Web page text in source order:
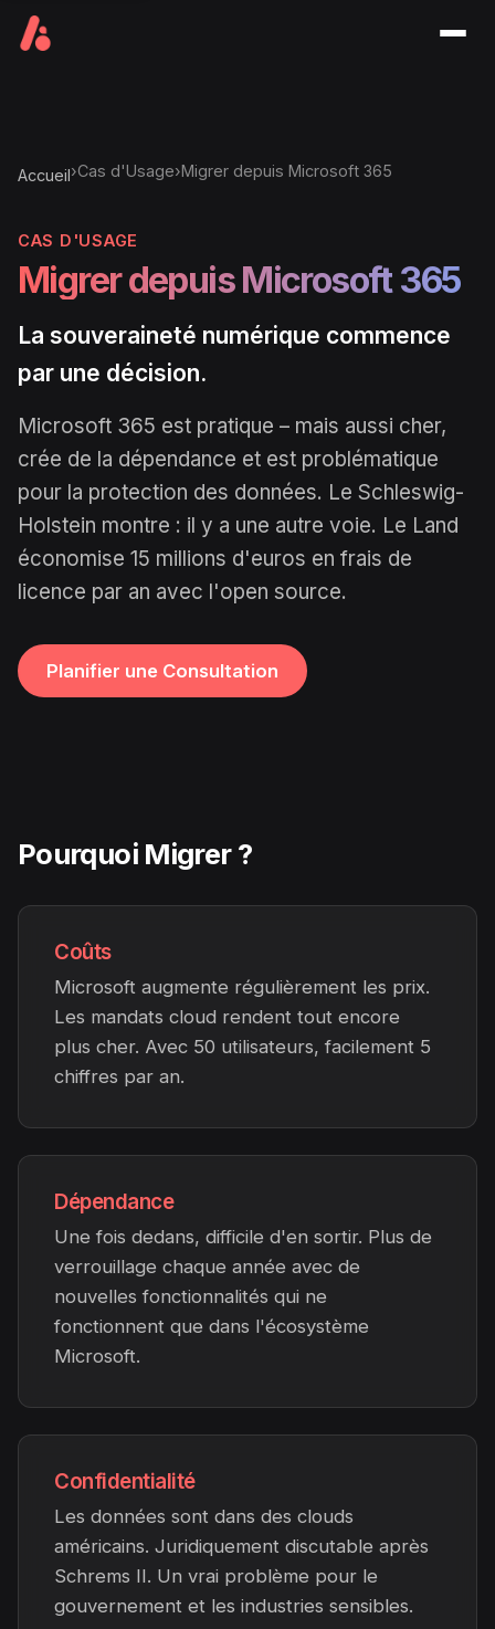
Accueil›Cas d'Usage›Migrer depuis Microsoft 365
CAS D'USAGE
Migrer depuis Microsoft 365
La souveraineté numérique commence
par une décision.
Microsoft 365 est pratique – mais aussi cher,
crée de la dépendance et est problématique
pour la protection des données. Le Schleswig-
Holstein montre : il y a une autre voie. Le Land
économise 15 millions d'euros en frais de
licence par an avec l'open source.
Planifier une Consultation
Pourquoi Migrer ?
Coûts
Microsoft augmente régulièrement les prix.
Les mandats cloud rendent tout encore
plus cher. Avec 50 utilisateurs, facilement 5
chiffres par an.
Dépendance
Une fois dedans, difficile d'en sortir. Plus de
verrouillage chaque année avec de
nouvelles fonctionnalités qui ne
fonctionnent que dans l'écosystème
Microsoft.
Confidentialité
Les données sont dans des clouds
américains. Juridiquement discutable après
Schrems II. Un vrai problème pour le
gouvernement et les industries sensibles.